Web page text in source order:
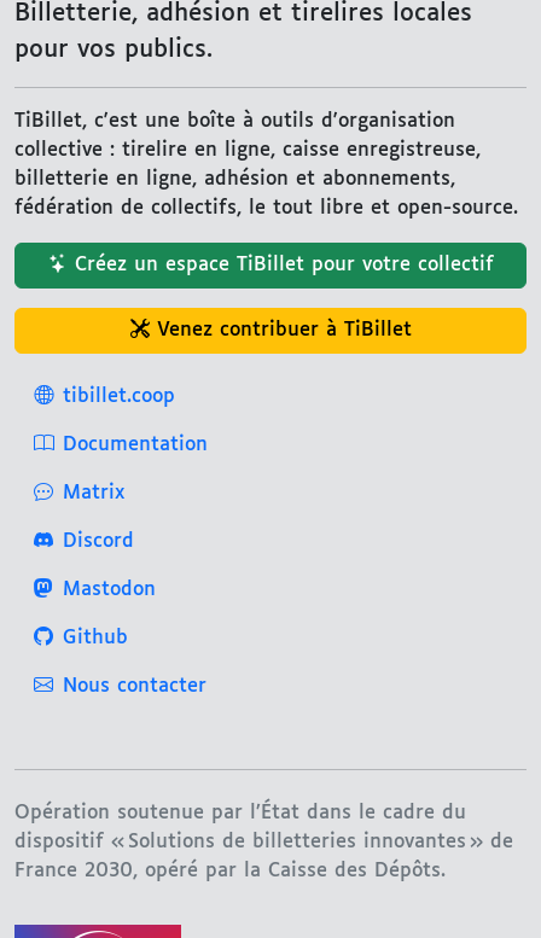
Billetterie, adhésion et tirelires locales
pour vos publics.
TiBillet, c'est une boîte à outils d'organisation
collective : tirelire en ligne, caisse enregistreuse,
billetterie en ligne, adhésion et abonnements,
fédération de collectifs, le tout libre et open-source.
Créez un espace TiBillet pour votre collectif
Venez contribuer à TiBillet
tibillet.coop
Documentation
Matrix
Discord
Mastodon
Github
Nous contacter
Opération soutenue par l’État dans le cadre du
dispositif « Solutions de billetteries innovantes » de
France 2030, opéré par la Caisse des Dépôts.